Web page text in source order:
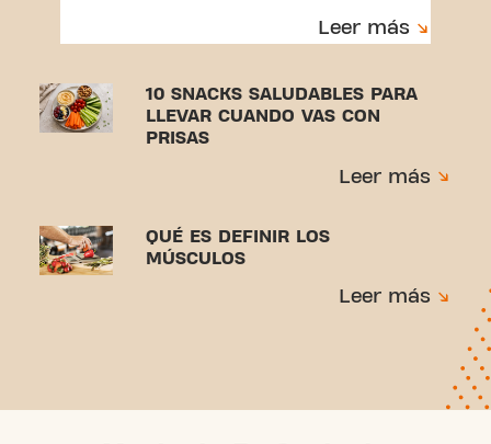
Leer más
10 SNACKS SALUDABLES PARA
LLEVAR CUANDO VAS CON
PRISAS
Leer más
QUÉ ES DEFINIR LOS
MÚSCULOS
Leer más